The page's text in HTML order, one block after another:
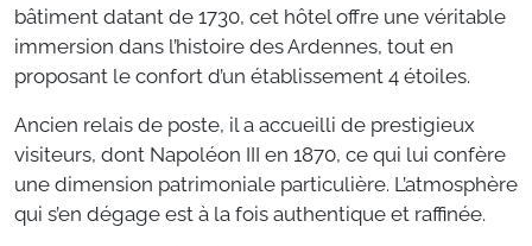
bâtiment datant de 1730, cet hôtel offre une véritable
immersion dans l’histoire des Ardennes, tout en
proposant le confort d’un établissement 4 étoiles.
Ancien relais de poste, il a accueilli de prestigieux
visiteurs, dont Napoléon III en 1870, ce qui lui confère
une dimension patrimoniale particulière. L’atmosphère
qui s’en dégage est à la fois authentique et raffinée.